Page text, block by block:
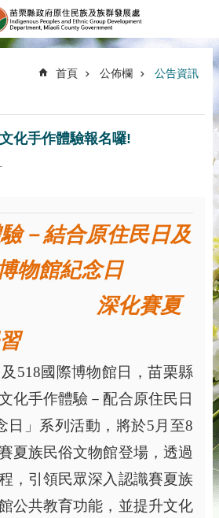
首頁 公佈欄 公告資訊
化手作體驗報名囉!
－結合原住民日及
博物館紀念日
賽夏
518國際博物館日，苗栗縣
化手作體驗－配合原住民日
日」系列活動，將於5 月至8
夏族民俗文物館登場，透過
，引領民眾深入認識賽夏族
公共教育功能，並提升文化